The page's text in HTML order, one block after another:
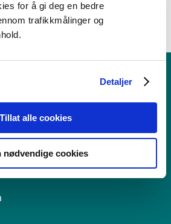
for å gi deg en bedre
trafikkmålinger og
Detaljer
Tillat alle cookies
nødvendige cookies